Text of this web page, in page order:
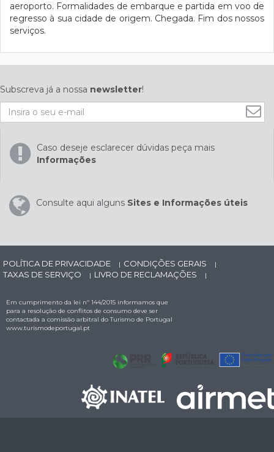
aeroporto. Formalidades de embarque e partida em voo de
regresso à sua cidade de origem. Chegada. Fim dos nossos
serviços.
Subscreva já a nossa newsletter!
Caso deseje esclarecer dúvidas peça mais
Informações
Consulte aqui alguns Sites e Informações úteis
POLÍTICA DE PRIVACIDADE | CONDIÇÕES GERAIS |
TAXAS DE SERVIÇO | LIVRO DE RECLAMAÇÕES |
Em cumprimento da lei nº 144/2015 informamos que
para a resolução de conflitos de consumo deve ser
contactada a comissão arbitral do Turismo de Portugal
www.turismodeportugal.pt